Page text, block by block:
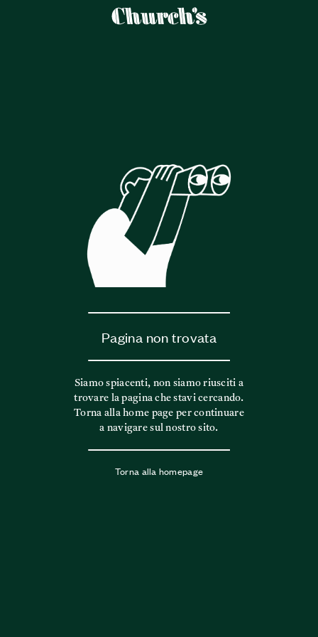
Pagina non trovata
Siamo spiacenti, non siamo riusciti a
trovare la pagina che stavi cercando.
Torna alla home page per continuare
a navigare sul nostro sito.
Torna alla homepage